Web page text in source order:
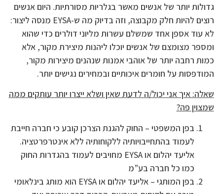
גדולות יותר של אנשים מאשר בגלריות מסורתיות. היום אנשים
רוצים להיות חלק מקבוצה, וזה בדיוק מה ש-EYSA מנסה ליצור:
לא עוד אספן אחד שמשלם עשרות מליוני דולרים כדי שהוא
ומספר מצומצם של אנשים יוכלו ליהנות מיצירת מקור, אלא
כמות רחבה יותר של אוהבי אמנות שנהנים מיצירות מקור,
המודפסות על חומרים איכותיים ובמחירים נגישים יותר.
שאלה: איך אני יכול/ה לדעת שאין ושלא ייצרו יותר עותקים ממה
שמצוין פה?
בפן המשפטי – החוק להגנת הצרכן קובע כי חברה חייבת
לעמוד בהתחייבויותיה ללקוחותיה ללא אינטרפרטציה.
אליעד יהלום או EYSA מחויבים לעמוד בהגדרות החוק
כמו כל חברה בע”מ
בפן המותגי – אליעד יהלום או EYSA הוא מותג בינלאומי